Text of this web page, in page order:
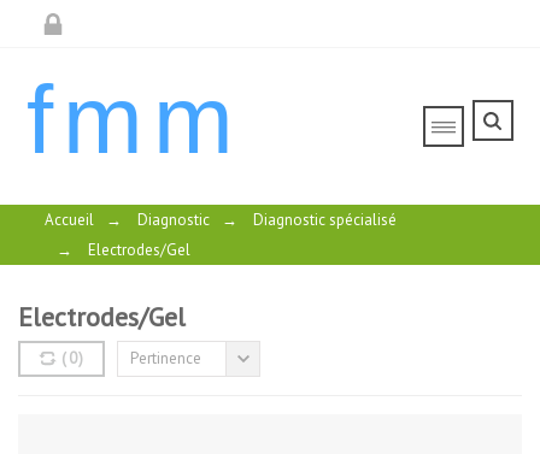
fmm
Accueil → Diagnostic →
Diagnostic spécialisé
→
Electrodes/Gel
Electrodes/Gel
(0) Pertinence